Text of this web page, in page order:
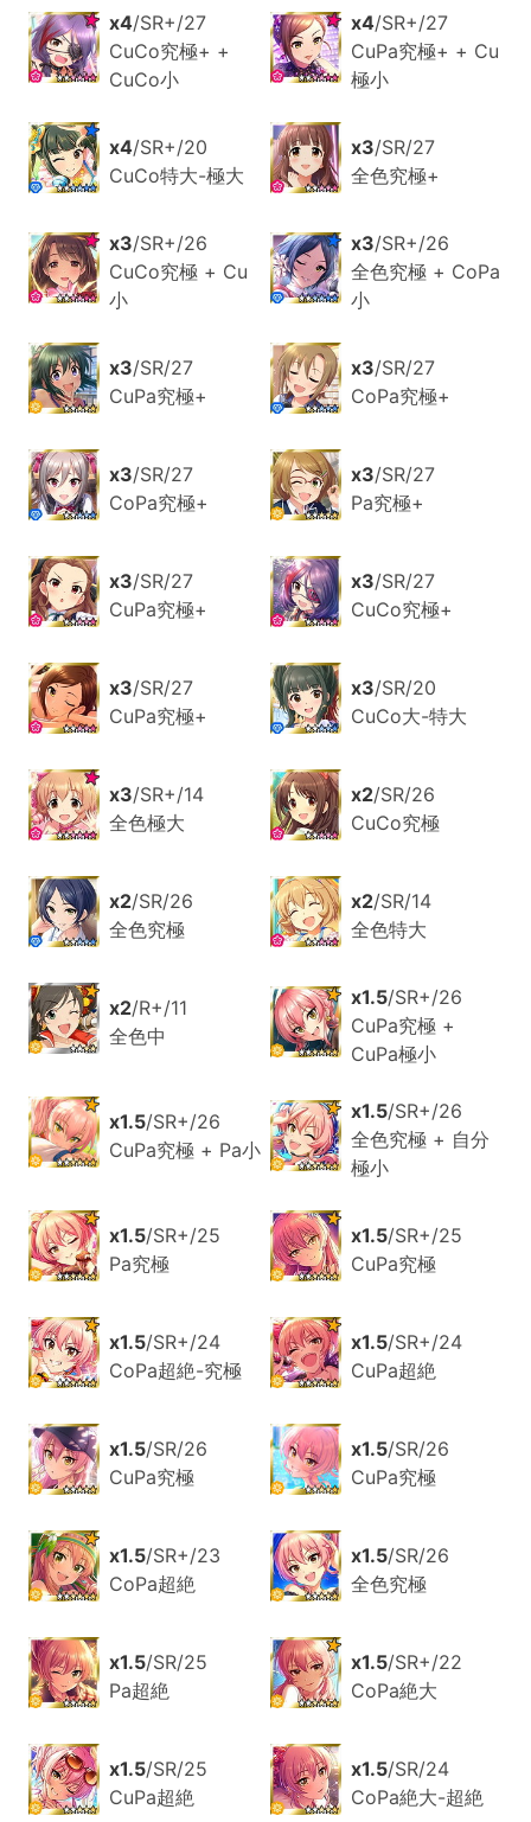
x4/SR+/27
CuCo究極+ +
CuCo小
x4/SR+/27
CuPa究極+ + Cu
極小
x4/SR+/20
CuCo特大-極大
x3/SR/27
全色究極+
x3/SR+/26
CuCo究極 + Cu
小
x3/SR+/26
全色究極 + CoPa
小
x3/SR/27
CuPa究極+
x3/SR/27
CoPa究極+
x3/SR/27
CoPa究極+
x3/SR/27
Pa究極+
x3/SR/27
CuPa究極+
x3/SR/27
CuCo究極+
x3/SR/27
CuPa究極+
x3/SR/20
CuCo大-特大
x3/SR+/14
全色極大
x2/SR/26
CuCo究極
x2/SR/26
全色究極
x2/SR/14
全色特大
x2/R+/11
全色中
x1.5/SR+/26
CuPa究極 +
CuPa極小
x1.5/SR+/26
CuPa究極 + Pa小
x1.5/SR+/26
全色究極 + 自分
極小
x1.5/SR+/25
Pa究極
x1.5/SR+/25
CuPa究極
x1.5/SR+/24
CoPa超絶-究極
x1.5/SR+/24
CuPa超絶
x1.5/SR/26
CuPa究極
x1.5/SR/26
CuPa究極
x1.5/SR+/23
CoPa超絶
x1.5/SR/26
全色究極
x1.5/SR/25
Pa超絶
x1.5/SR+/22
CoPa絶大
x1.5/SR/25
CuPa超絶
x1.5/SR/24
CoPa絶大-超絶